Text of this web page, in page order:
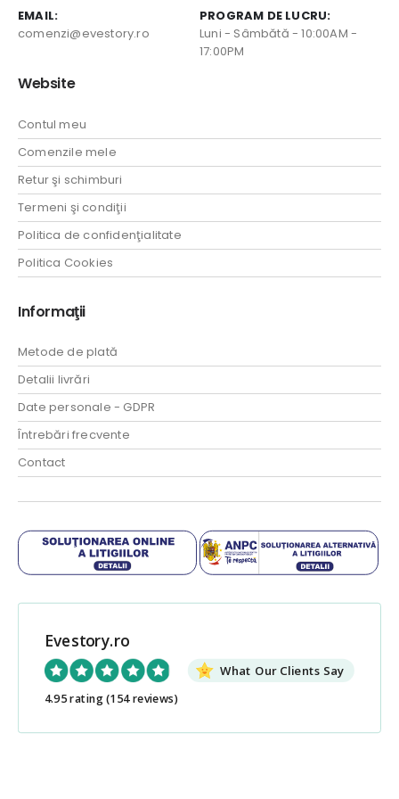
EMAIL:
comenzi@evestory.ro
PROGRAM DE LUCRU:
Luni - Sâmbătă - 10:00AM -
17:00PM
Website
Contul meu
Comenzile mele
Retur şi schimburi
Termeni şi condiţii
Politica de confidenţialitate
Politica Cookies
Informaţii
Metode de plată
Detalii livrări
Date personale - GDPR
Întrebări frecvente
Contact
Evestory.ro
What Our Clients Say
4.95 rating(154 reviews)